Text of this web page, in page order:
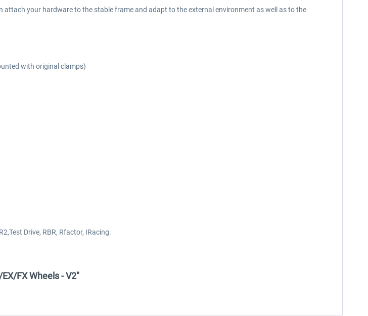
attach your hardware to the stable frame and adapt to the external environment as well as to the
with original clamps)
Drive, RBR, Rfactor, IRacing.
FX Wheels - V2"